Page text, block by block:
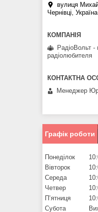
вулиця
Чернівці, Україна
РадіоВольт -
радіолюбителя
Менеджер
Графік роботи
Понеділок
Вівторок
Середа
Четвер
Пʼятниця
Субота